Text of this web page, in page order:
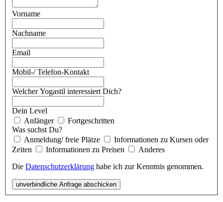
Vorname
Nachname
Email
Mobil-/ Telefon-Kontakt
Welcher Yogastil interessiert Dich?
Dein Level
Anfänger
Fortgeschritten
Was suchst Du?
Anmeldung/ freie Plätze
Informationen zu Kursen oder
Zeiten
Informationen zu Preisen
Anderes
Die Datenschutzerklärung habe ich zur Kenntnis genommen.
unverbindliche Anfrage abschicken